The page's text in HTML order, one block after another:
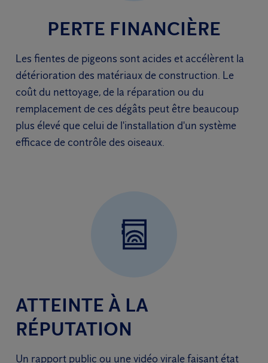
PERTE FINANCIÈRE
Les fientes de pigeons sont acides et accélèrent la
détérioration des matériaux de construction. Le
coût du nettoyage, de la réparation ou du
remplacement de ces dégâts peut être beaucoup
plus élevé que celui de l'installation d'un système
efficace de contrôle des oiseaux.
ATTEINTE À LA
RÉPUTATION
Un rapport public ou une vidéo virale faisant état